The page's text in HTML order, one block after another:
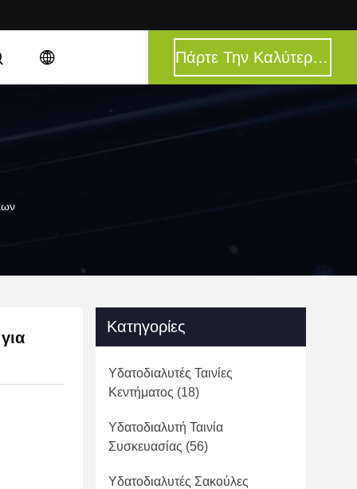
Πάρτε Την Καλύτερη Τιμή
Κατηγορίες
Υδατοδιαλυτές Ταινίες
Κεντήματος (18)
Υδατοδιαλυτή Ταινία
Συσκευασίας (56)
Υδατοδιαλυτές Σακούλες